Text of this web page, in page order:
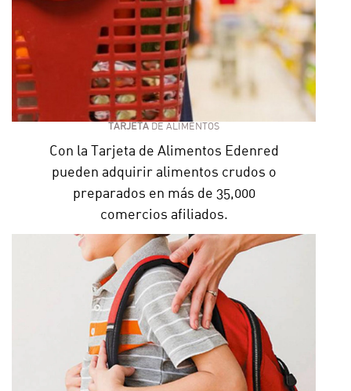
TARJETA DE ALIMENTOS
Con la Tarjeta de Alimentos Edenred
pueden adquirir alimentos crudos o
preparados en más de 35,000
comercios afiliados.